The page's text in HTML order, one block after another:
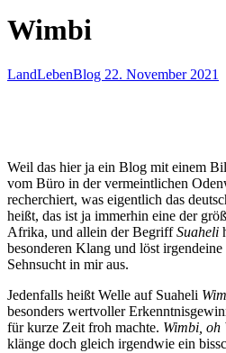
Wimbi
LandLebenBlog 22. November 2021
Weil das hier ja ein Blog mit einem
vom Büro in der vermeintlichen
recherchiert, was eigentlich das
heißt, das ist ja immerhin eine der
Afrika, und allein der BegriffSuaheli
besonderen Klang und löst
Sehnsucht in mir aus.
Jedenfalls heißt Welle auf Suaheli
besonders wertvoller
für kurze Zeit froh machte. Wimbi, oh
klänge doch gleich irgendwie ein